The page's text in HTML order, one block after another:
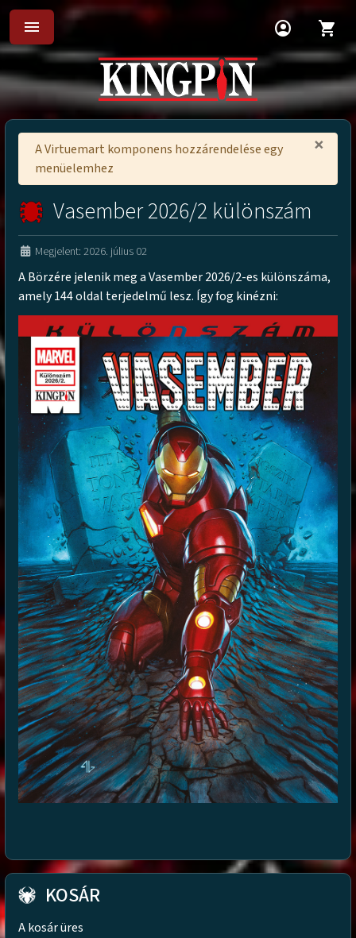
menu account_circle shopping_cart
×
A Virtuemart komponens hozzárendelése egy
menüelemhez
Vasember 2026/2 különszám
Megjelent: 2026. július 02
A Börzére jelenik meg a Vasember 2026/2-es különszáma,
amely 144 oldal terjedelmű lesz. Így fog kinézni:
KOSÁR
A kosár üres